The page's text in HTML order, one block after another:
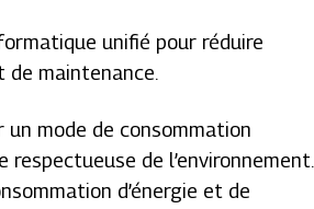
unifié pour réduire
maintenance.
un mode de consommation
respectueuse de l’environnement.
d’énergie et de